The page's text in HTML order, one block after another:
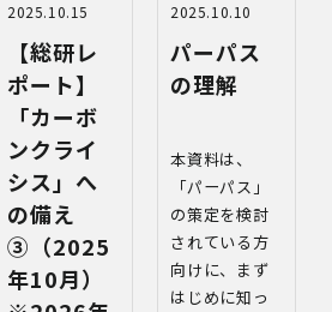
2025.10.15
【総研レ
ポート】
「カーボ
ンクライ
シス」へ
の備え
③（2025
年10月）
2025.10.10
パーパス
の理解
本資料は、
「パーパス」
の策定を検討
されている方
向けに、まず
はじめに知っ